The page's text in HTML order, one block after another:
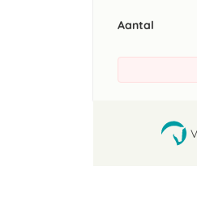
Aantal